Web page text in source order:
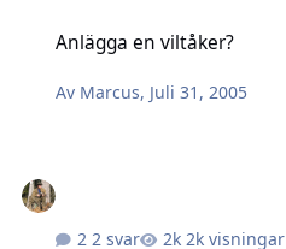
Anlägga en viltåker?
Av Marcus, Juli 31, 2005
2 svar 2k visningar